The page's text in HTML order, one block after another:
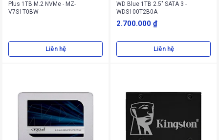
Plus 1TB M.2 NVMe - MZ-
V7S1T0BW
Liên hệ
WD Blue 1TB 2.5" SATA 3 -
WDS100T2B0A
2.700.000 ₫
Liên hệ